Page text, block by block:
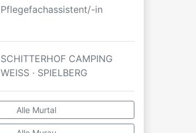
Pflegefachassistent/-in
SCHITTERHOF CAMPING
WEISS · SPIELBERG
Alle Murtal